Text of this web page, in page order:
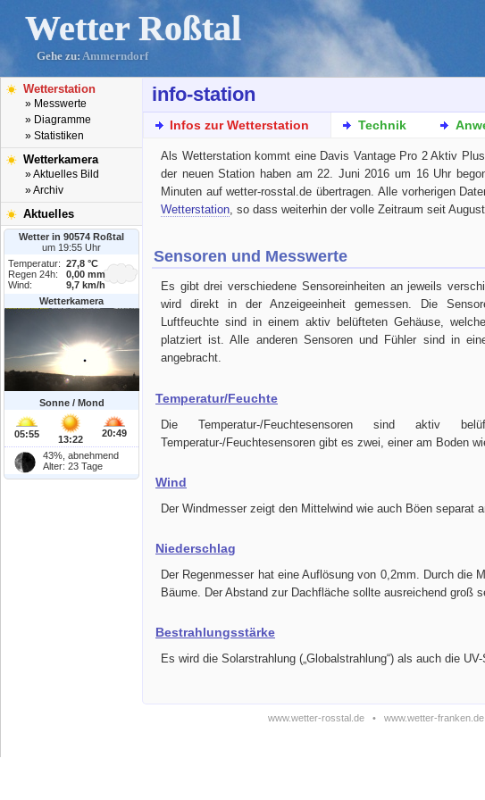
Wetter Roßtal
Gehe zu: Ammerndorf
Wetterstation
» Messwerte
» Diagramme
» Statistiken
Wetterkamera
» Aktuelles Bild
» Archiv
Aktuelles
Wetter in 90574 Roßtal
um 19:55 Uhr
Temperatur:
27,8 °C
Regen 24h:
0,00 mm
Wind:
9,7 km/h
Wetterkamera
Sonne / Mond
05:55 13:22
20:49
43%, abnehmend
Alter: 23 Tage
info-station
Infos zur Wetterstation Technik
Als Wetterstation kommt eine Davis Vantage Pro 2 Aktiv
der neuen Station haben am 22. Juni 2016 um 16 Uhr
Minuten auf wetter-rosstal.de übertragen. Alle vorherigen
Wetterstation, so dass weiterhin der volle Zeitraum seit
Sensoren und Messwerte
Es gibt drei verschiedene Sensoreinheiten an jeweils
wird direkt in der Anzeigeeinheit gemessen. Die
Luftfeuchte sind in einem aktiv belüfteten Gehäuse,
platziert ist. Alle anderen Sensoren und Fühler sind in
angebracht.
Temperatur/Feuchte
Die Temperatur-/Feuchtesensoren sind aktiv
Temperatur-/Feuchtesensoren gibt es zwei, einer am Boden
Wind
Der Windmesser zeigt den Mittelwind wie auch Böen separat
Niederschlag
Der Regenmesser hat eine Auflösung von 0,2mm. Durch die
Bäume. Der Abstand zur Dachfläche sollte ausreichend
Bestrahlungsstärke
Es wird die Solarstrahlung („Globalstrahlung“) als auch die
www.wetter-rosstal.de •www.wetter-franken.de